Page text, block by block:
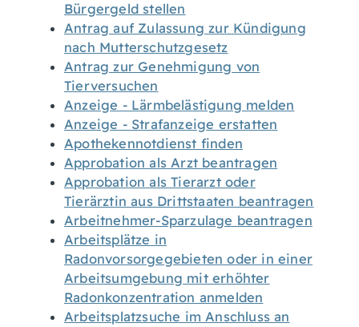
Bürgergeld stellen
Antrag auf Zulassung zur Kündigung
nach Mutterschutzgesetz
Antrag zur Genehmigung von
Tierversuchen
Anzeige - Lärmbelästigung melden
Anzeige - Strafanzeige erstatten
Apothekennotdienst finden
Approbation als Arzt beantragen
Approbation als Tierarzt oder
Tierärztin aus Drittstaaten beantragen
Arbeitnehmer-Sparzulage beantragen
Arbeitsplätze in
Radonvorsorgegebieten oder in einer
Arbeitsumgebung mit erhöhter
Radonkonzentration anmelden
Arbeitsplatzsuche im Anschluss an